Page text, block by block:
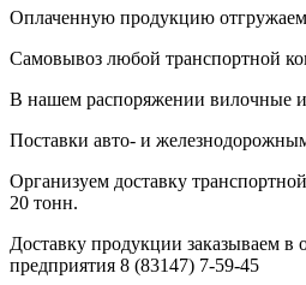
Оплаченную продукцию
Самовывоз любой транспортной
В нашем распоряжении вилочные
Поставки авто- и
Организуем доставку
20 тонн.
Доставку продукции заказываем в
предприятия 8 (83147) 7-59-45